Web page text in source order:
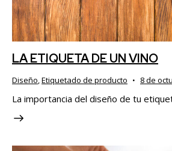
LA ETIQUETA DE UN VINO
Diseño,Etiquetado de producto 8 de
La importancia del diseño de tu